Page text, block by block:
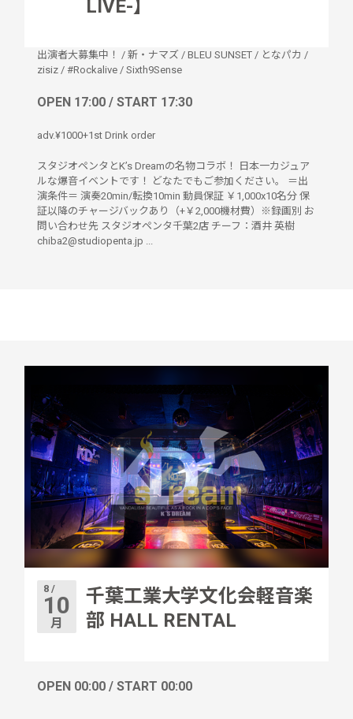
LIVE-】
出演者大募集中！ / 新・ナマズ / BLEU SUNSET / となパカ /
zisiz / #Rockalive / Sixth9Sense
OPEN 17:00 / START 17:30
adv.¥1000+1st Drink order
スタジオペンタとK’s Dreamの名物コラボ！ 日本一カジュア
ルな爆音イベントです！ どなたでもご参加ください。 ＝出
演条件＝ 演奏20min/転換10min 動員保証 ￥1,000x10名分 保
証以降のチャージバックあり（+￥2,000機材費）※録画別 お
問い合わせ先 スタジオペンタ千葉2店 チーフ：酒井 英樹
chiba2@studiopenta.jp ...
8 /
10
月
千葉工業大学文化会軽音楽
部 HALL RENTAL
OPEN 00:00 / START 00:00